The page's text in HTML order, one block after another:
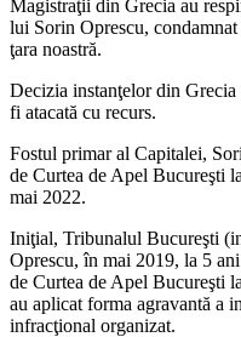
Magistraţii din Grecia au
lui Sorin Oprescu,
ţara noastră.
Decizia instanţelor din Grecia
fi atacată cu recurs.
Fostul primar al Capitalei,
de Curtea de Apel Bucureşti
mai 2022.
Iniţial, Tribunalul Bucureşti
Oprescu, în mai 2019, la 5
de Curtea de Apel Bucureşti
au aplicat forma agravantă a
infracţional organizat.